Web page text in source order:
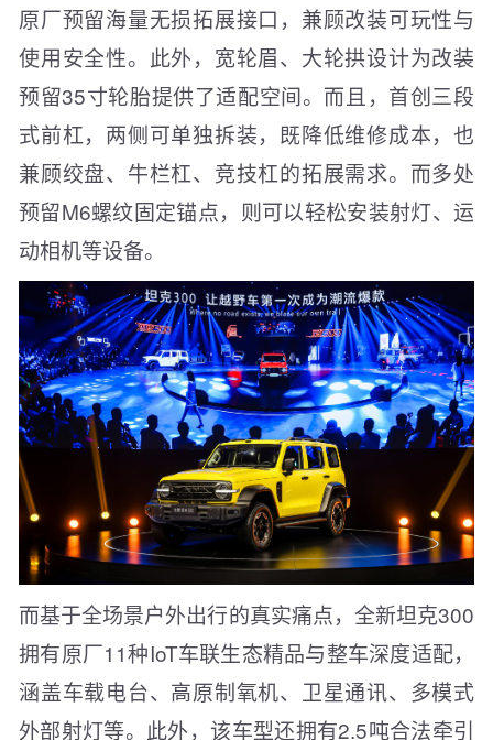
原厂预留海量无损拓展接口，兼顾改装可玩性与
使用安全性。此外，宽轮眉、大轮拱设计为改装
预留35寸轮胎提供了适配空间。而且，首创三段
式前杠，两侧可单独拆装，既降低维修成本，也
兼顾绞盘、牛栏杠、竞技杠的拓展需求。而多处
预留M6螺纹固定锚点，则可以轻松安装射灯、运
动相机等设备。
而基于全场景户外出行的真实痛点，全新坦克300
拥有原厂11种IoT车联生态精品与整车深度适配，
涵盖车载电台、高原制氧机、卫星通讯、多模式
外部射灯等。此外，该车型还拥有2.5吨合法牵引